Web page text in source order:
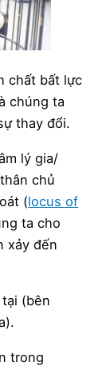
chất bất lực
chúng ta
thay đổi.
lý gia/
chủ
(locus of
ta cho
xảy đến
(bên
trong